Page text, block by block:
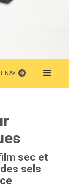
NAV
sec et
sels